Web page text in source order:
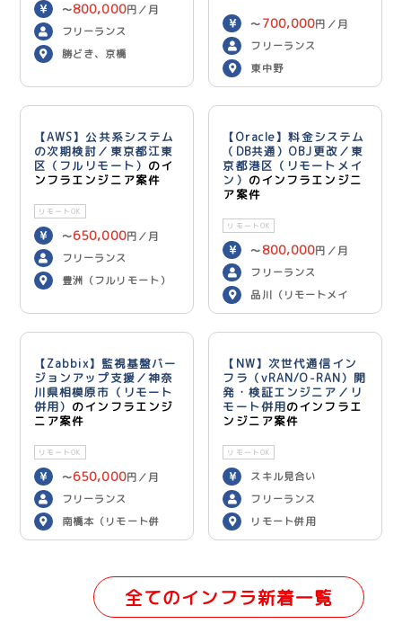
〜800,000円／月
フリーランス
勝どき、京橋
〜 700,000円／月
フリーランス
東中野
【AWS】公共系システム
の次期検討／東京都江東
区（フルリモート） のイ
ンフラエンジニア案件
リモートOK
〜650,000円／月
フリーランス
豊洲（フルリモート）
【Oracle】料金システム
（DB共通）OBJ更改／東
京都港区（リモートメイ
ン） のインフラエンジニ
ア案件
リモートOK
〜 800,000円／月
フリーランス
品川（リモートメイ
ン）
【Zabbix】監視基盤バー
ジョンアップ支援／神奈
川県相模原市（リモート
併用） のインフラエンジ
ニア案件
リモートOK
〜650,000円／月
フリーランス
南橋本（リモート併
用）
【NW】次世代通信イン
フラ（vRAN/O-RAN）開
発・検証エンジニア／リ
モート併用のインフラエ
ンジニア案件
リモートOK
スキル見合い
フリーランス
リモート併用
全てのインフラ新着一覧